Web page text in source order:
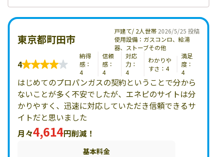
2026/5/25 投稿
東京都町田市
戸建て/ 2人世帯
使用設備：ガスコンロ、給湯
器、ストーブその他
4
納得
感：
4
信頼
感：
4
対応
力：
4
わかりや
すさ：4
満足
度：
4
はじめてのプロパンガスの契約ということで分から
ないことが多く不安でしたが、エネピのサイトは分
かりやすく、迅速に対応していただき信頼できるサ
イトだと思いました
月々4,614円削減！
基本料金